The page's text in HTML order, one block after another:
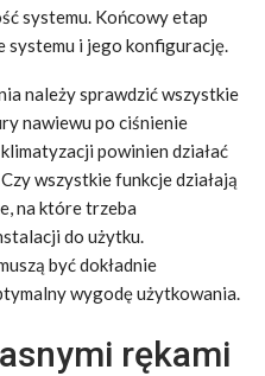
systemu. Końcowy etap
systemu i jego konfigurację.
należy sprawdzić wszystkie
nawiewu po ciśnienie
powinien działać
wszystkie funkcje działają
na które trzeba
do użytku.
być dokładnie
wygodę użytkowania.
rękami